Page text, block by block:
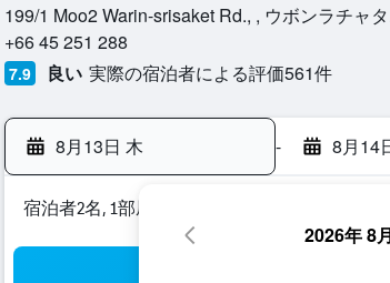
199/1 Moo2 Warin-srisaket Rd., , ウボンラチャ
+66 45 251 288
7.9 良い 実際の宿泊者による評価561​件
8月13日 木 - 8月14
宿泊者2名, 1​部屋
2026年 8